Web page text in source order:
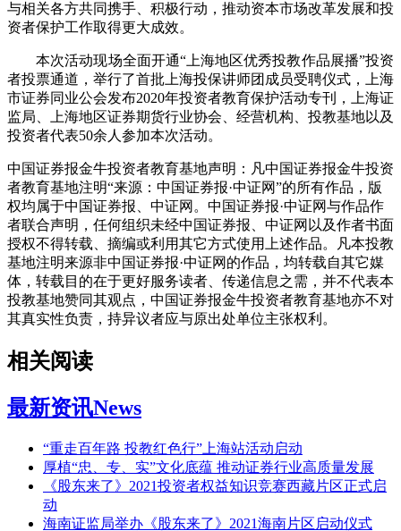
与相关各方共同携手、积极行动，推动资本市场改革发展和投
资者保护工作取得更大成效。
本次活动现场全面开通“上海地区优秀投教作品展播”投资
者投票通道，举行了首批上海投保讲师团成员受聘仪式，上海
市证券同业公会发布2020年投资者教育保护活动专刊，上海证
监局、上海地区证券期货行业协会、经营机构、投教基地以及
投资者代表50余人参加本次活动。
中国证券报金牛投资者教育基地声明：凡中国证券报金牛投资
者教育基地注明“来源：中国证券报·中证网”的所有作品，版
权均属于中国证券报、中证网。中国证券报·中证网与作品作
者联合声明，任何组织未经中国证券报、中证网以及作者书面
授权不得转载、摘编或利用其它方式使用上述作品。凡本投教
基地注明来源非中国证券报·中证网的作品，均转载自其它媒
体，转载目的在于更好服务读者、传递信息之需，并不代表本
投教基地赞同其观点，中国证券报金牛投资者教育基地亦不对
其真实性负责，持异议者应与原出处单位主张权利。
相关阅读
最新资讯News
“重走百年路 投教红色行”上海站活动启动
厚植“忠、专、实”文化底蕴 推动证券行业高质量发展
《股东来了》2021投资者权益知识竞赛西藏片区正式启
动
海南证监局举办《股东来了》2021海南片区启动仪式